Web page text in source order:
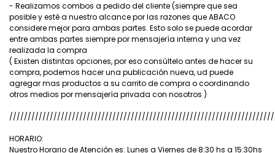
- Realizamos combos a pedido del cliente (siempre que sea
posible y esté a nuestro alcance por las razones que ABACO
considere mejor para ambas partes. Esto solo se puede acordar
entre ambas partes siempre por mensajería interna y una vez
realizada la compra
( Existen distintas opciones, por eso consúltelo antes de hacer su
compra, podemos hacer una publicación nueva, ud puede
agregar mas productos a su carrito de compra o coordinando
otros medios por mensajería privada con nosotros )
HORARIO:
Nuestro Horario de Atención es: Lunes a Viernes de 8:30 hs a 15:30hs